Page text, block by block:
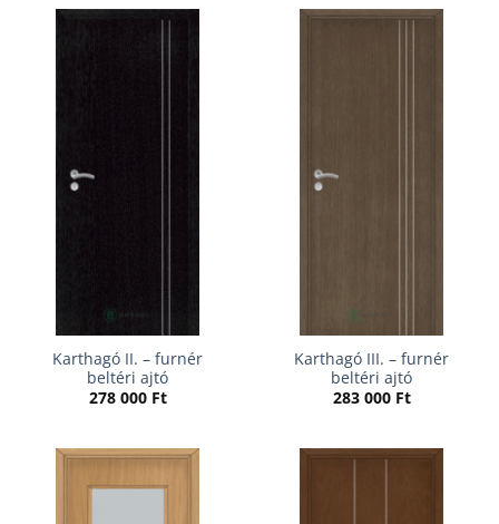
Karthagó II. – furnér
beltéri ajtó
278 000 Ft
Karthagó III. – furnér
beltéri ajtó
283 000 Ft